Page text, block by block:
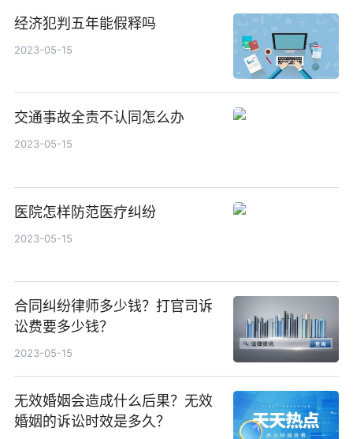
经济犯判五年能假释吗
2023-05-15
交通事故全责不认同怎么办
2023-05-15
医院怎样防范医疗纠纷
2023-05-15
合同纠纷律师多少钱？打官司诉
讼费要多少钱？
2023-05-15
无效婚姻会造成什么后果？无效
婚姻的诉讼时效是多久？